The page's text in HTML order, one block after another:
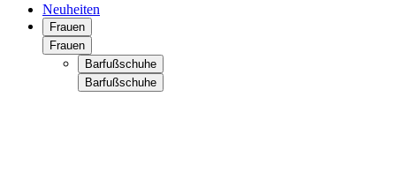
Neuheiten
Frauen
Frauen
Barfußschuhe
Barfußschuhe